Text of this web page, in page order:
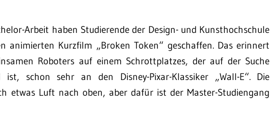
Arbeit haben Studierende der Design- und Kunsthochschule
animierten Kurzfilm „Broken Token“ geschaffen. Das erinnert
Roboters auf einem Schrottplatzes, der auf der Suche
schon sehr an den Disney-Pixar-Klassiker „Wall-E“. Die
etwas Luft nach oben, aber dafür ist der Master-Studiengang